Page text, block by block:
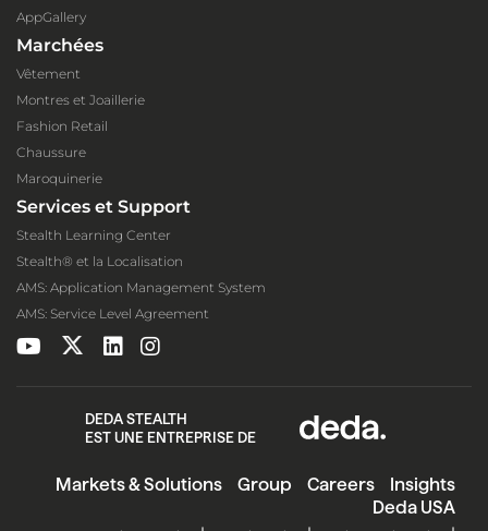
AppGallery
Marchées
Vêtement
Montres et Joaillerie
Fashion Retail
Chaussure
Maroquinerie
Services et Support
Stealth Learning Center
Stealth® et la Localisation
AMS: Application Management System
AMS: Service Level Agreement
DEDA STEALTH
EST UNE ENTREPRISE DE
Markets & Solutions Group Careers
Insights
Deda USA